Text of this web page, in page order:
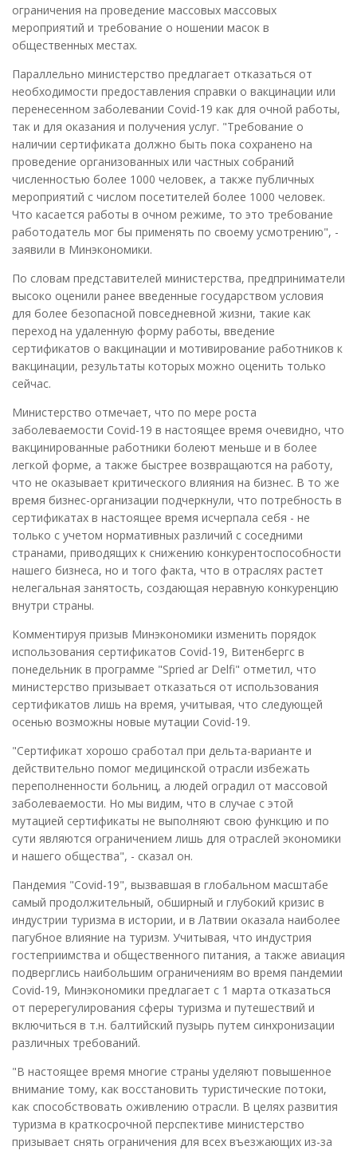
ограничения на проведение массовых массовых
мероприятий и требование о ношении масок в
общественных местах.
Параллельно министерство предлагает отказаться от
необходимости предоставления справки о вакцинации или
перенесенном заболевании Covid-19 как для очной работы,
так и для оказания и получения услуг. "Требование о
наличии сертификата должно быть пока сохранено на
проведение организованных или частных собраний
численностью более 1000 человек, а также публичных
мероприятий с числом посетителей более 1000 человек.
Что касается работы в очном режиме, то это требование
работодатель мог бы применять по своему усмотрению", -
заявили в Минэкономики.
По словам представителей министерства, предприниматели
высоко оценили ранее введенные государством условия
для более безопасной повседневной жизни, такие как
переход на удаленную форму работы, введение
сертификатов о вакцинации и мотивирование работников к
вакцинации, результаты которых можно оценить только
сейчас.
Министерство отмечает, что по мере роста
заболеваемости Covid-19 в настоящее время очевидно, что
вакцинированные работники болеют меньше и в более
легкой форме, а также быстрее возвращаются на работу,
что не оказывает критического влияния на бизнес. В то же
время бизнес-организации подчеркнули, что потребность в
сертификатах в настоящее время исчерпала себя - не
только с учетом нормативных различий с соседними
странами, приводящих к снижению конкурентоспособности
нашего бизнеса, но и того факта, что в отраслях растет
нелегальная занятость, создающая неравную конкуренцию
внутри страны.
Комментируя призыв Минэкономики изменить порядок
использования сертификатов Covid-19, Витенбергс в
понедельник в программе "Spried ar Delfi" отметил, что
министерство призывает отказаться от использования
сертификатов лишь на время, учитывая, что следующей
осенью возможны новые мутации Covid-19.
"Сертификат хорошо сработал при дельта-варианте и
действительно помог медицинской отрасли избежать
переполненности больниц, а людей оградил от массовой
заболеваемости. Но мы видим, что в случае с этой
мутацией сертификаты не выполняют свою функцию и по
сути являются ограничением лишь для отраслей экономики
и нашего общества", - сказал он.
Пандемия "Covid-19", вызвавшая в глобальном масштабе
самый продолжительный, обширный и глубокий кризис в
индустрии туризма в истории, и в Латвии оказала наиболее
пагубное влияние на туризм. Учитывая, что индустрия
гостеприимства и общественного питания, а также авиация
подверглись наибольшим ограничениям во время пандемии
Covid-19, Минэкономики предлагает с 1 марта отказаться
от перерегулирования сферы туризма и путешествий и
включиться в т.н. балтийский пузырь путем синхронизации
различных требований.
"В настоящее время многие страны уделяют повышенное
внимание тому, как восстановить туристические потоки,
как способствовать оживлению отрасли. В целях развития
туризма в краткосрочной перспективе министерство
призывает снять ограничения для всех въезжающих из-за